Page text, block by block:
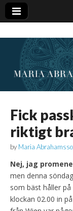
Fick
riktigt
by Maria
Nej, jag
men denna
som bäst håller
klockan 02.00 in på